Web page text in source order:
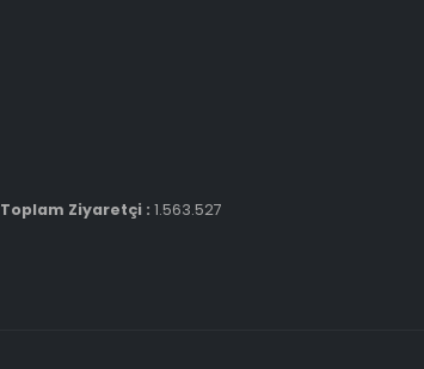
Toplam Ziyaretçi :1.563.527